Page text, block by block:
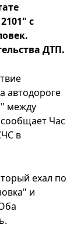
с
ДТП.
автодороге
между
Час
в
ехал по
и